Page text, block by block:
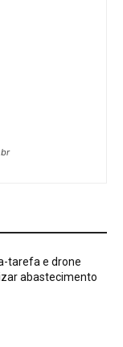
tarefa e drone
abastecimento